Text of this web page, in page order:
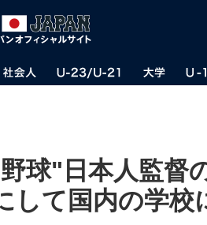
球"日本人監
して国内の学校